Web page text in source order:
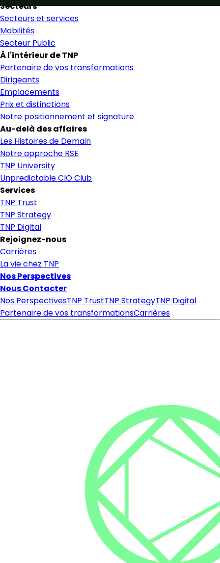
Secteurs
Secteurs et services
Mobilités
Secteur Public
À l'intérieur de TNP
Partenaire de vos transformations
Dirigeants
Emplacements
Prix et distinctions
Notre positionnement et signature
Au-delà des affaires
Les Histoires de Demain
Notre approche RSE
TNP University
Unpredictable CIO Club
Services
TNP Trust
TNP Strategy
TNP Digital
Rejoignez-nous
Carrières
La vie chez TNP
Nos Perspectives
Nous Contacter
Nos PerspectivesTNP TrustTNP StrategyTNP Digital
Partenaire de vos transformationsCarrières